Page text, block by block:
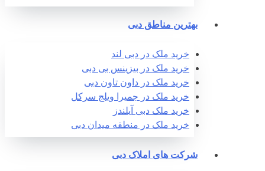
بهترین مناطق دبی
خرید ملک در دبی لند
خرید ملک در بیزینس بی دبی
خرید ملک در داون تاون دبی
خرید ملک در جمیرا ویلج سرکل
خرید ملک دبی آیلندز
خرید ملک در منطقه میدان دبی
شرکت های املاک دبی